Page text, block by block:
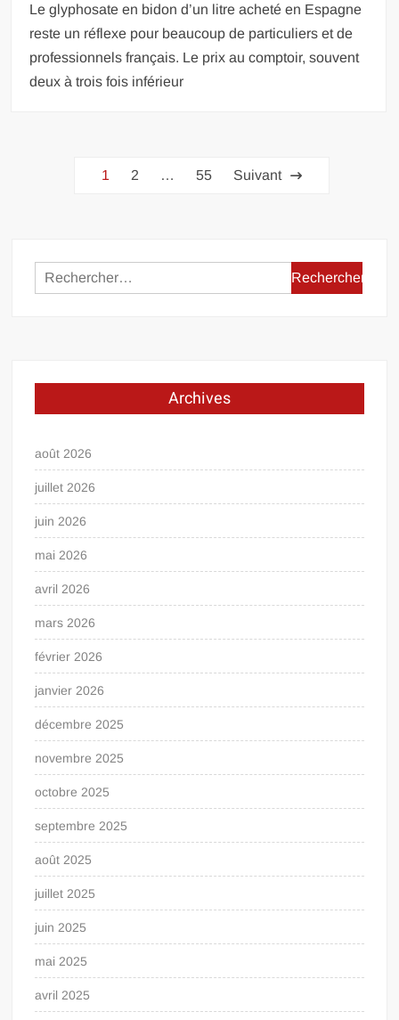
Le glyphosate en bidon d’un litre acheté en Espagne
reste un réflexe pour beaucoup de particuliers et de
professionnels français. Le prix au comptoir, souvent
deux à trois fois inférieur
Pagination
1 2 … 55 Suivant
Rechercher :
Archives
août 2026
juillet 2026
juin 2026
mai 2026
avril 2026
mars 2026
février 2026
janvier 2026
décembre 2025
novembre 2025
octobre 2025
septembre 2025
août 2025
juillet 2025
juin 2025
mai 2025
avril 2025